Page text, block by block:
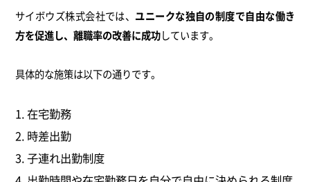
サイボウズ株式会社では、 ユニークな独自の制度で自由な働き
方を促進し、離職率の改善に成功しています。
具体的な施策は以下の通りです。
在宅勤務
時差出勤
子連れ出勤制度